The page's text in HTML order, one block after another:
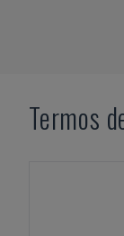
Termos